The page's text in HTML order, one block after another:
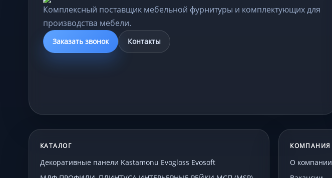
Комплексный поставщик мебельной фурнитуры и комплектующих для
производства мебели.
Заказать звонок Контакты
КАТАЛОГ
Декоративные панели Kastamonu Evogloss Evosoft
КОМПАНИЯ
О компании